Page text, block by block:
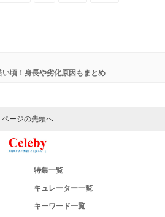
頃！身長や劣化原因もまとめ
ページの先頭へ
特集一覧
キュレーター一覧
キーワード一覧